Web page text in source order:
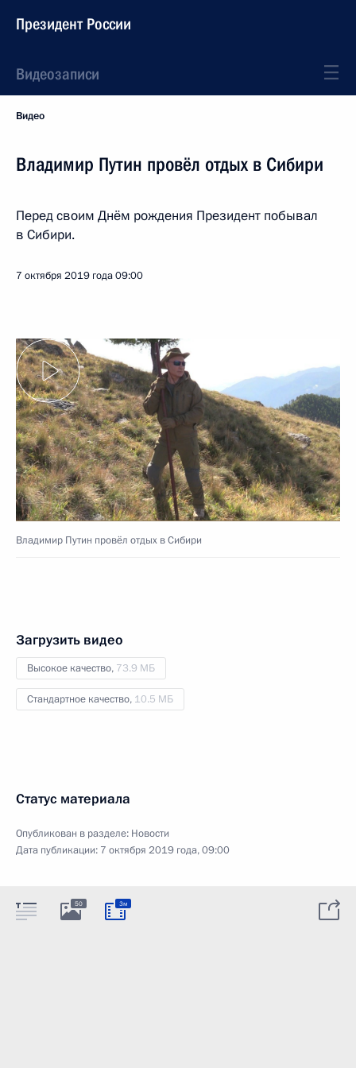
Президент России
Видеозаписи
Видео
Владимир Путин провёл отдых в Сибири
Перед своим Днём рождения Президент побывал
в Сибири.
7 октября 2019 года09:00
Владимир Путин провёл отдых в Сибири
Загрузить видео
Высокое качество, 73.9 МБ
Стандартное качество, 10.5 МБ
Статус материала
Опубликован в разделе: Новости
Дата публикации: 7 октября 2019 года, 09:00
50 3м